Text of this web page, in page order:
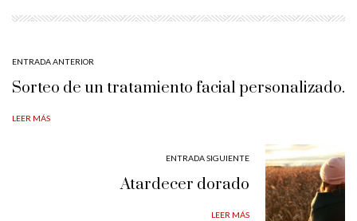
ENTRADA ANTERIOR
Sorteo de un tratamiento facial personalizado.
LEER MÁS
ENTRADA SIGUIENTE
Atardecer dorado
LEER MÁS